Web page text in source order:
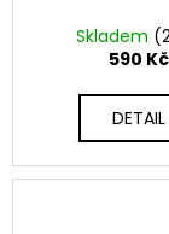
Skladem
590 Kč
DETAIL